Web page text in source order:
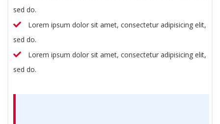
sed do.
Lorem ipsum dolor sit amet, consectetur adipisicing elit,
sed do.
Lorem ipsum dolor sit amet, consectetur adipisicing elit,
sed do.